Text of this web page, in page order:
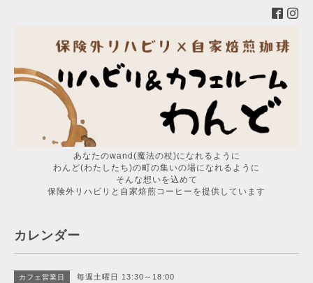
あなたのwand(魔法の杖)になれるように
わんど(わたしたち)の町の集いの場になれるように
そんな想いを込めて
保険外リハビリと自家焙煎コーヒーを提供しています
カレンダー
カフェ営業日 毎週土曜日 13:30～18:00